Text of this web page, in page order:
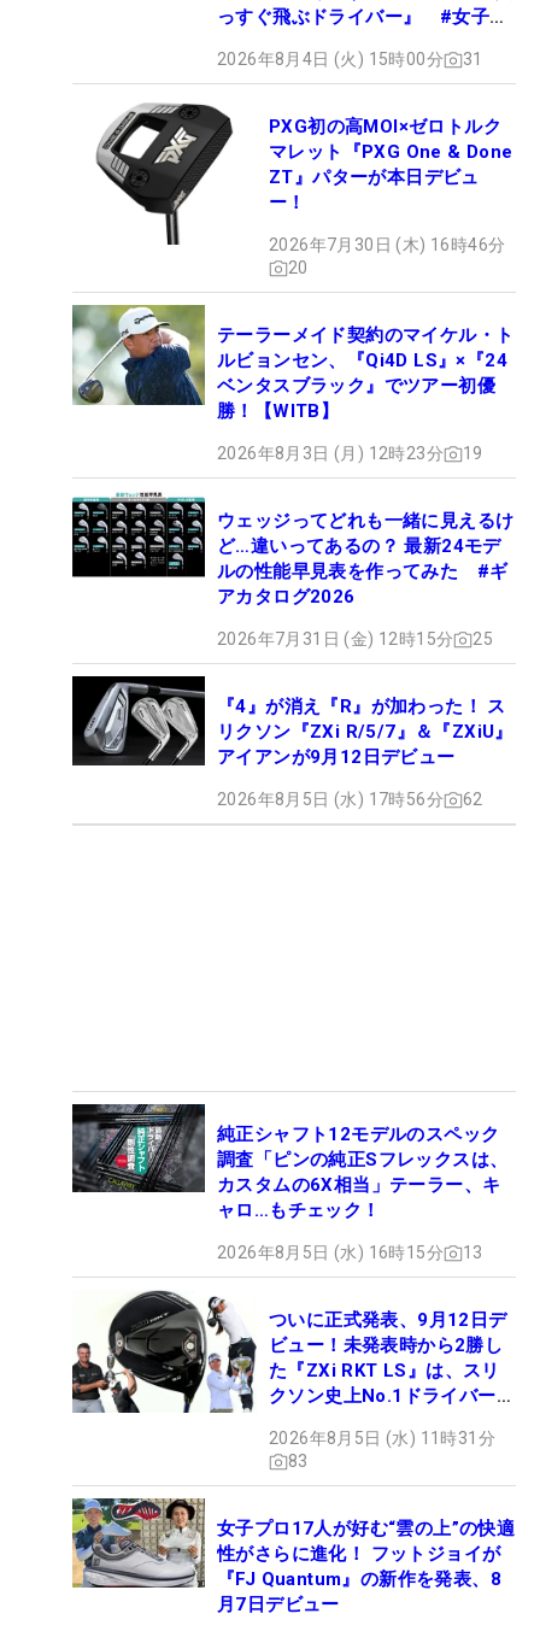
っすぐ飛ぶドライバー』 #女子プ
2026年8月4日 (火) 15時00分 31
PXG初の高MOI×ゼロトルク
マレット『PXG One & Done
ZT』パターが本日デビュ
ー！
2026年7月30日 (木) 16時46分
20
テーラーメイド契約のマイケル・ト
ルビョンセン、『Qi4D LS』×『24
ベンタスブラック』でツアー初優
勝！【WITB】
2026年8月3日 (月) 12時23分 19
ウェッジってどれも一緒に見えるけ
ど…違いってあるの？ 最新24モデ
ルの性能早見表を作ってみた #ギ
アカタログ2026
2026年7月31日 (金) 12時15分 25
『4』が消え『R』が加わった！ ス
リクソン『ZXi R/5/7』＆『ZXiU』
アイアンが9月12日デビュー
2026年8月5日 (水) 17時56分 62
純正シャフト12モデルのスペック
調査「ピンの純正Sフレックスは、
カスタムの6X相当」テーラー、キ
ャロ…もチェック！
2026年8月5日 (水) 16時15分 13
ついに正式発表、9月12日デ
ビュー！未発表時から2勝し
た『ZXi RKT LS』は、スリ
クソン史上No.1ドライバー!?
2026年8月5日 (水) 11時31分
83
女子プロ17人が好む“雲の上”の快適
性がさらに進化！ フットジョイが
『FJ Quantum』の新作を発表、8
月7日デビュー